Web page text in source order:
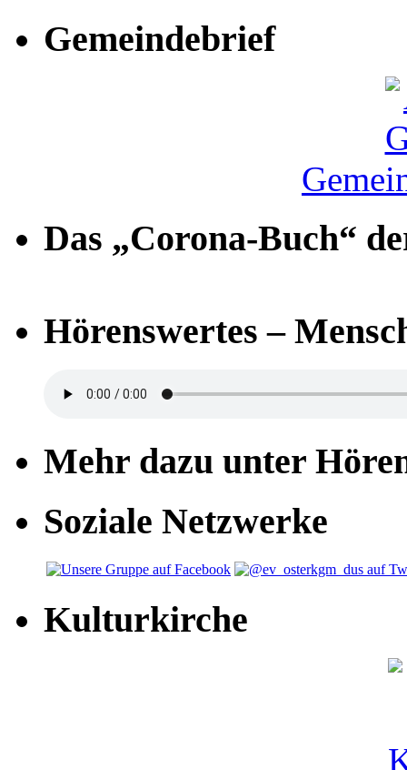
Gemeindebrief
Das „Corona-Buch“
Hörenswertes –
Mehr dazu unter
Soziale Netzwerke
Kulturkirche